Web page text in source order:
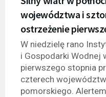
województwa i
ostrzeżenie
W niedzielę rano
i Gospodarki Wodnej
pierwszego stopnia
czterech
pomorskiego.